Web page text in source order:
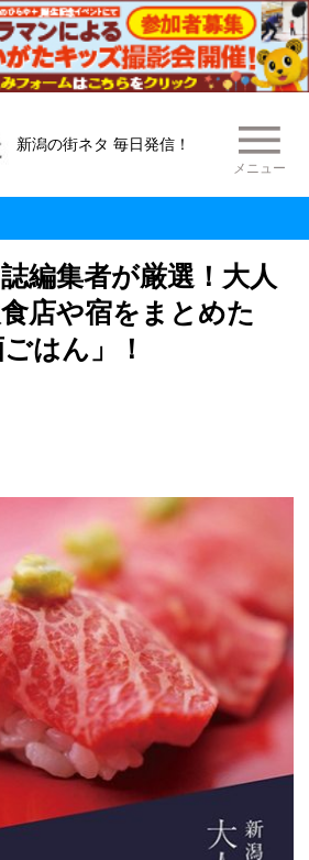
新潟の街ネタ 毎日発信！
メニュー
編集者が厳選！大人
店や宿をまとめた
はん」！